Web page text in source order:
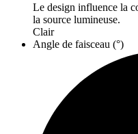
Le design influence la
la source lumineuse.
Clair
Angle de faisceau (°)